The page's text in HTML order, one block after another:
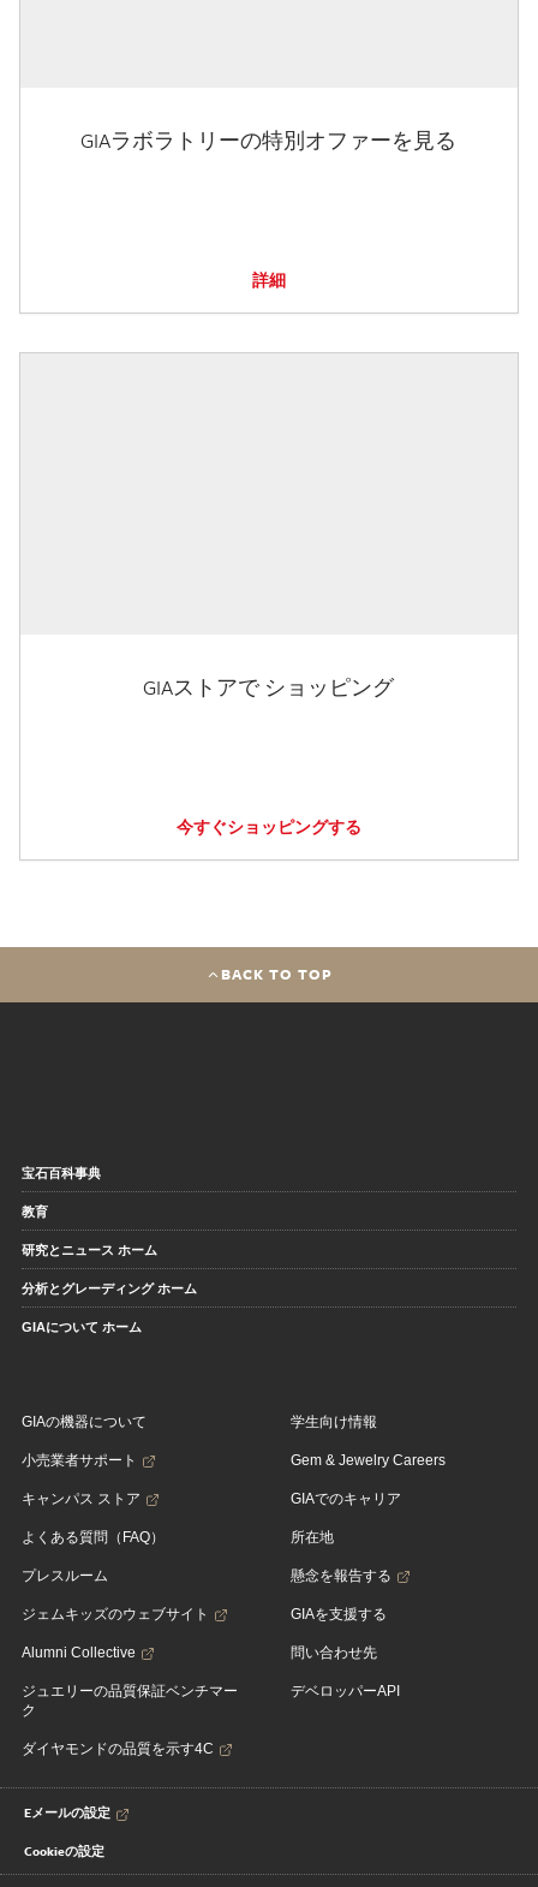
GIAラボラトリーの特別オファーを見る
詳細
GIAストアで ショッピング
今すぐショッピングする
BACK TO TOP
宝石百科事典
教育
研究とニュース ホーム
分析とグレーディング ホーム
GIAについて ホーム
GIAの機器について
小売業者サポート
キャンパス ストア
よくある質問（FAQ）
プレスルーム
ジェムキッズのウェブサイト
Alumni Collective
ジュエリーの品質保証ベンチマー
ク
ダイヤモンドの品質を示す4C
学生向け情報
Gem & Jewelry Careers
GIAでのキャリア
所在地
懸念を報告する
GIAを支援する
問い合わせ先
デベロッパーAPI
Eメールの設定
Cookieの設定